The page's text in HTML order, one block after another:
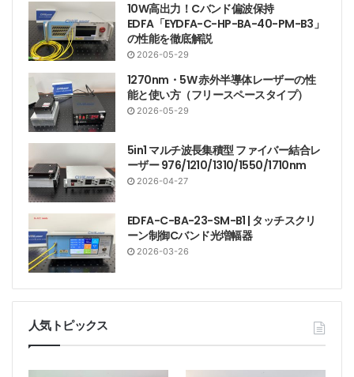
10W高出力！Cバンド偏波保持
EDFA「EYDFA-C-HP-BA-40-PM-B3」
の性能を徹底解説
2026-05-29
1270nm・5W 赤外半導体レーザーの性
能と使い方（フリースペースタイプ）
2026-05-29
5in1 マルチ波長集積型 ファイバー結合レ
ーザー 976/1210/1310/1550/1710nm
2026-04-27
EDFA-C-BA-23-SM-B1 | タッチスクリ
ーン制御Cバンド光増幅器
2026-03-26
人気トピックス